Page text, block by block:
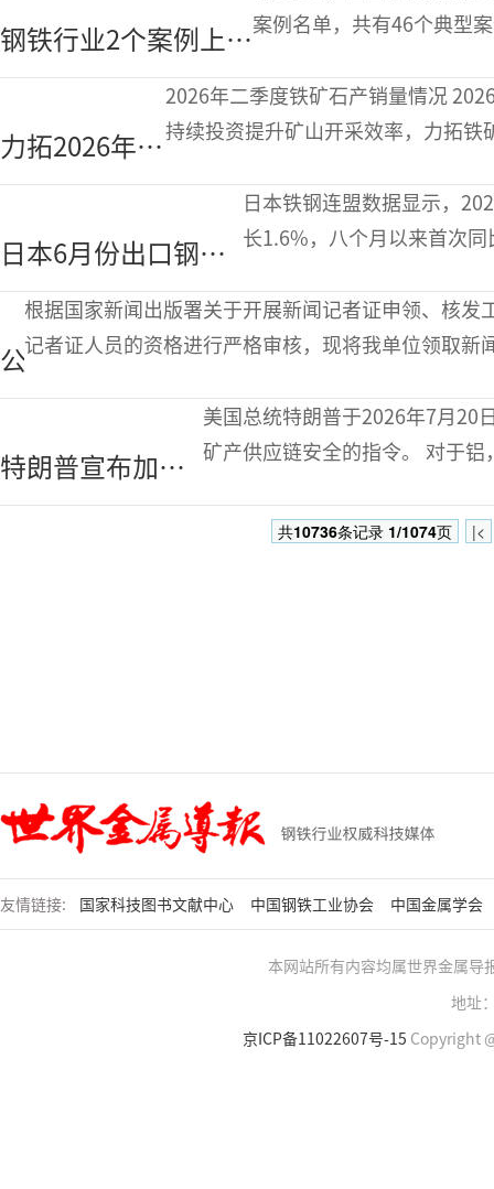
钢铁行业2个案例上榜
2025年工业互联
网“链网协同”案例
名单
案例名单，共有46个典型
力拓2026年上
半年经营业绩
2026年二季度铁矿石产销量情况 2026年二季度，受益于天气条件有利于开采以及
持续投资提升矿山开采效率，力拓
日本6月份出口钢材
256.1万吨八个月以
来首次同比增长
日本铁钢连盟数据显示，
长1.6%，八个月以来首次
公
示
根据国家新闻出版署关于开展新闻记者证申领、核发
记者证人员的资格进行严格审核，现将我单位领取新
特朗普宣布加强
美国铝、关键矿
美国总统特朗普于2026年7月20
矿产供应链安全的指令。 对于铝，特朗普指示商务部长制定一项激励计划，
|<
共10736条记录 1/1074页
友情链接: 国家科技图书文献中心 中国钢铁工业协会 中国金属学会
本网站所有内容均属世界金属导
地址
京ICP备11022607号-15 Copyright